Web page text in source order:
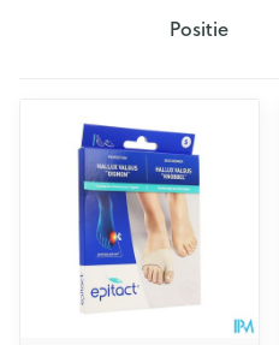
Sorteer op: